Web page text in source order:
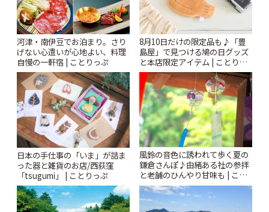
河津・南伊豆でお泊まり。さり
げない心遣いが心地よい、料理
自慢の一軒宿 | ことりっぷ
8月10日だけの限定品も♪「豊
島屋」で見つける鳩の日グッズ
と本店限定アイテム | ことりっ
ぷ
日本の手仕事の「いま」が詰ま
った器と雑貨のお店/西荻窪
「tsugumi」 | ことりっぷ
風鈴の音色に誘われて歩く夏の
鎌倉さんぽ♪由緒ある社の参拝
と老舗のひんやり甘味も | こと
りっぷ